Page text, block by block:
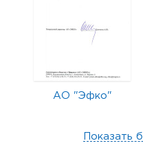
АО "Эфко"
Показать